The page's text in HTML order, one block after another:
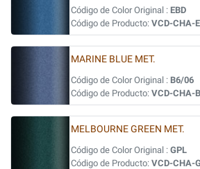
Código de Color Original : EBD
Código de Producto: VCD-CHA-
MARINE BLUE MET.
Código de Color Original : B6/06
Código de Producto: VCD-CHA-
MELBOURNE GREEN MET.
Código de Color Original : GPL
Código de Producto: VCD-CHA-